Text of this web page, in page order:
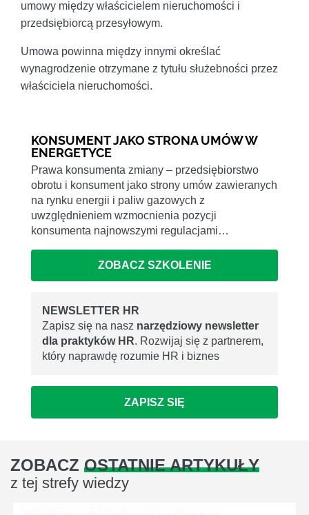
umowy między właścicielem nieruchomości i
przedsiębiorcą przesyłowym.
Umowa powinna między innymi określać
wynagrodzenie otrzymane z tytułu służebności przez
właściciela nieruchomości.
KONSUMENT JAKO STRONA UMÓW W
ENERGETYCE
Prawa konsumenta zmiany – przedsiębiorstwo
obrotu i konsument jako strony umów zawieranych
na rynku energii i paliw gazowych z
uwzględnieniem wzmocnienia pozycji
konsumenta najnowszymi regulacjami…
ZOBACZ SZKOLENIE
NEWSLETTER HR
Zapisz się na nasz narzędziowy newsletter
dla praktyków HR. Rozwijaj się z partnerem,
który naprawdę rozumie HR i biznes
ZAPISZ SIĘ
ZOBACZ OSTATNIE ARTYKUŁY
z tej strefy wiedzy